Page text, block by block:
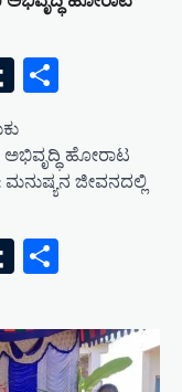
Tumblr
ಅಭಿವೃದ್ಧಿ ಹೋರಾಟ
ಜೀವನದಲ್ಲಿ
Tumblr